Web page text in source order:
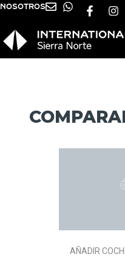
NOSOTROS
AÑADIR